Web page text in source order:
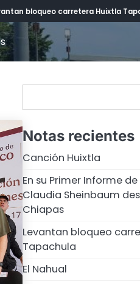
bloqueo carretera Huixtla
Notas recientes
Canción Huixtla
En su Primer Informe
Claudia Sheinbaum
Chiapas
Levantan bloqueo
Tapachula
El Nahual